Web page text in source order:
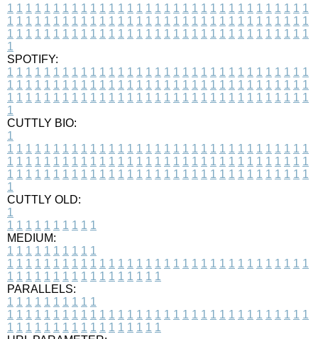
1 1 1 1 1 1 1 1 1 1 1 1 1 1 1 1 1 1 1 1 1 1 1 1 1 1 1 1 1 1 1 1 1
1 1 1 1 1 1 1 1 1 1 1 1 1 1 1 1 1 1 1 1 1 1 1 1 1 1 1 1 1 1 1 1 1
1 1 1 1 1 1 1 1 1 1 1 1 1 1 1 1 1 1 1 1 1 1 1 1 1 1 1 1 1 1 1 1 1
1
SPOTIFY:
1 1 1 1 1 1 1 1 1 1 1 1 1 1 1 1 1 1 1 1 1 1 1 1 1 1 1 1 1 1 1 1 1
1 1 1 1 1 1 1 1 1 1 1 1 1 1 1 1 1 1 1 1 1 1 1 1 1 1 1 1 1 1 1 1 1
1 1 1 1 1 1 1 1 1 1 1 1 1 1 1 1 1 1 1 1 1 1 1 1 1 1 1 1 1 1 1 1 1
1
CUTTLY BIO:
1
1 1 1 1 1 1 1 1 1 1 1 1 1 1 1 1 1 1 1 1 1 1 1 1 1 1 1 1 1 1 1 1 1
1 1 1 1 1 1 1 1 1 1 1 1 1 1 1 1 1 1 1 1 1 1 1 1 1 1 1 1 1 1 1 1 1
1 1 1 1 1 1 1 1 1 1 1 1 1 1 1 1 1 1 1 1 1 1 1 1 1 1 1 1 1 1 1 1 1
1
CUTTLY OLD:
1
1 1 1 1 1 1 1 1 1 1
MEDIUM:
1 1 1 1 1 1 1 1 1 1
1 1 1 1 1 1 1 1 1 1 1 1 1 1 1 1 1 1 1 1 1 1 1 1 1 1 1 1 1 1 1 1 1
1 1 1 1 1 1 1 1 1 1 1 1 1 1 1 1 1
PARALLELS:
1 1 1 1 1 1 1 1 1 1
1 1 1 1 1 1 1 1 1 1 1 1 1 1 1 1 1 1 1 1 1 1 1 1 1 1 1 1 1 1 1 1 1
1 1 1 1 1 1 1 1 1 1 1 1 1 1 1 1 1